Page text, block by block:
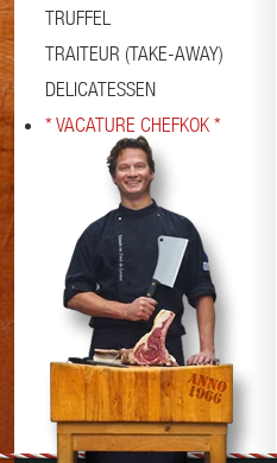
TRUFFEL
TRAITEUR (TAKE-AWAY)
DELICATESSEN
* VACATURE CHEFKOK *